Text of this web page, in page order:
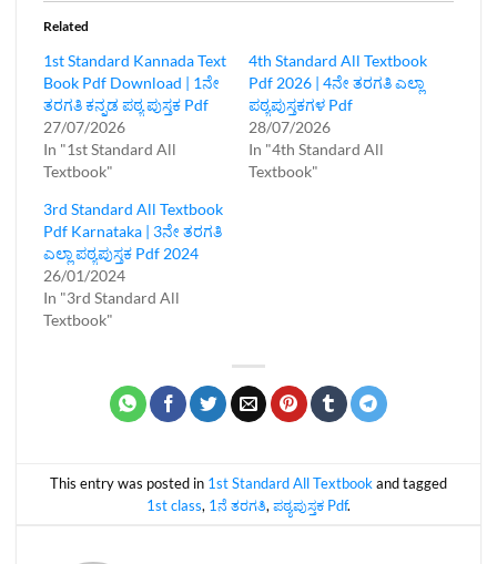
Related
1st Standard Kannada Text
Book Pdf Download | 1ನೇ
ತರಗತಿ ಕನ್ನಡ ಪಠ್ಯ ಪುಸ್ತಕ Pdf
27/07/2026
In "1st Standard All
Textbook"
4th Standard All Textbook
Pdf 2026 | 4ನೇ ತರಗತಿ ಎಲ್ಲಾ
ಪಠ್ಯಪುಸ್ತಕಗಳ Pdf
28/07/2026
In "4th Standard All
Textbook"
3rd Standard All Textbook
Pdf Karnataka | 3ನೇ ತರಗತಿ
ಎಲ್ಲಾ ಪಠ್ಯಪುಸ್ತಕ Pdf 2024
26/01/2024
In "3rd Standard All
Textbook"
This entry was posted in 1st Standard All Textbookand tagged
1st class, 1ನೆ ತರಗತಿ, ಪಠ್ಯಪುಸ್ತಕ Pdf.